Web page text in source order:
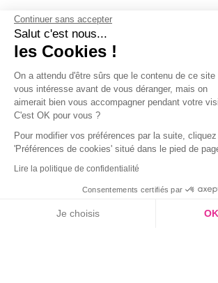
CONTACT
04 42 20 78 42
Du lundi au jeudi de 8h30 à 16h30 & le
vendredi de 8h30 à 15h30
Continuer sans accepter
Salut c'est nous...
les Cookies !
On a attendu d'être sûrs que le contenu de ce site
vous intéresse avant de vous déranger, mais on
aimerait bien vous accompagner pendant votre
C'est OK pour vous ?
Pour modifier vos préférences par la suite,
'Préférences de cookies' situé dans le pied de
Lire la politique de confidentialité
Consentements certifiés par
Je choisis